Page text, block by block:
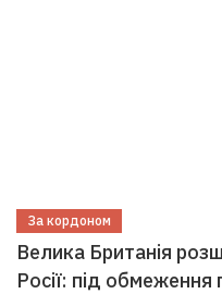
За кордоном
Велика Британія
Росії: під